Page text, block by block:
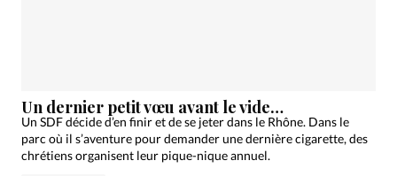
Un dernier petit vœu avant le vide…
Un SDF décide d’en finir et de se jeter dans le Rhône. Dans le
parc où il s’aventure pour demander une dernière cigarette, des
chrétiens organisent leur pique-nique annuel.